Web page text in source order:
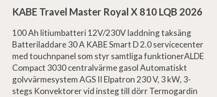
KABE Travel Master Royal X 810 LQB 2026
100 Ah litiumbatteri 12V/230V laddning taksäng
Batteriladdare 30 A KABE Smart D 2.0 servicecenter
med touchnpanel som styr samtliga funktionerALDE
Compact 3030 centralvärme gasol Automatiskt
golvvärmesystem AGS II Elpatron 230 V, 3 kW, 3­
stegs Konvektorer vid insteg till dörr Termogardin